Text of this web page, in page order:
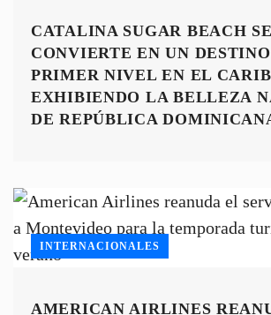
CATALINA SUGAR BEACH SE
CONVIERTE EN UN DESTINO
PRIMER NIVEL EN EL
EXHIBIENDO LA BELLEZA